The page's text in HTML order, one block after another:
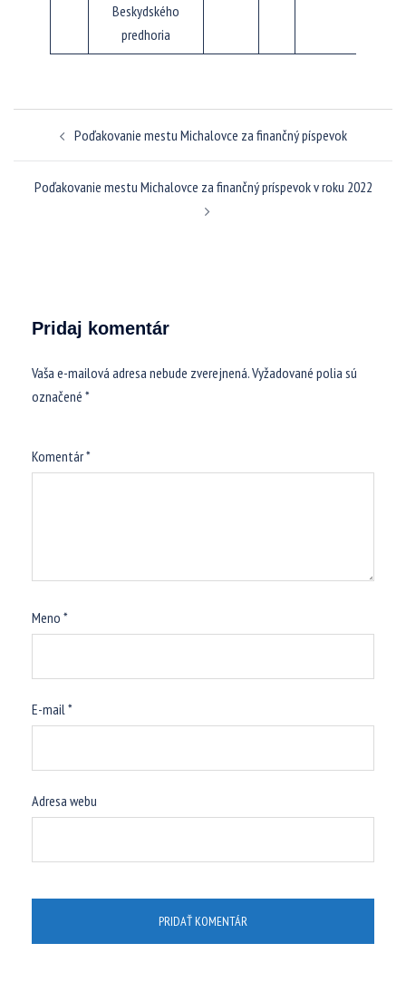
Beskydského
predhoria
článkamiPoďakovanie mestu Michalovce za finančný píspevok
Poďakovanie mestu Michalovce za finančný príspevok v roku 2022
Pridaj komentár
Vaša e-mailová adresa nebude zverejnená.Vyžadované polia sú
označené *
Komentár*
Meno *
E-mail*
Adresa webu